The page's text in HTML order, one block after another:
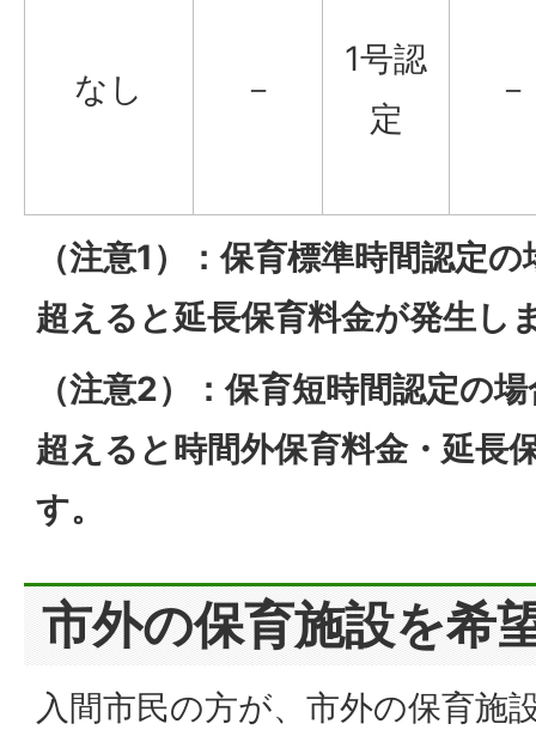
なし －
1号認
定
－
（注意1）：保育標準時間認定
超えると延長保育料金が発生し
（注意2）：保育短時間認定の
超えると時間外保育料金・延長
す。
市外の保育施設を希
入間市民の方が、市外の保育施